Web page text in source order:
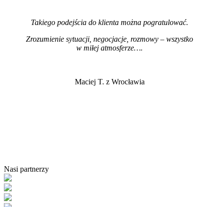
Takiego podejścia do klienta można pogratulować.
Zrozumienie sytuacji, negocjacje, rozmowy – wszystko
w miłej atmosferze….
Maciej T. z Wrocławia
Nasi partnerzy